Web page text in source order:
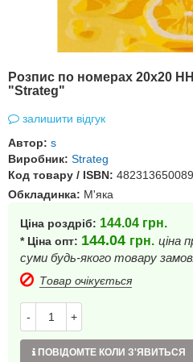
Розпис по номерах 20х20
"Strateg"
залишити відгук
Автор: s
Виробник: Strateg
Код товару / ISBN:
Обкладинка: М'яка
Ціна роздріб: 144.04 грн.
* Ціна опт: 144.04 грн. ціна
суми будь-якого товару
Товар очікується
- +
ПОВІДОМТЕ КОЛИ З'ЯВИТЬСЯ